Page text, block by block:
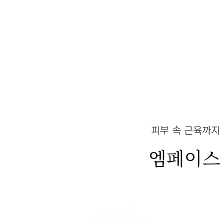
피부 속 근육까
엠페이